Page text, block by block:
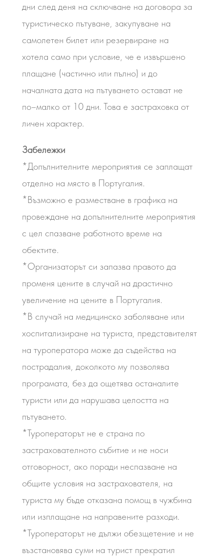
дни след деня на сключване на договора за
туристическо пътуване, закупуване на
самолетен билет или резервиране на
хотела само при условие, че е извършено
плащане (частично или пълно) и до
началната дата на пътуването остават не
по–малко от 10 дни. Това е застраховка от
личен характер.
Забележки
*Допълнителните мероприятия се заплащат
отделно на място в Португалия.
*Възможно е разместване в графика на
провеждане на допълнителните мероприятия
с цел спазване работното време на
обектите.
*Организаторът си запазва правото да
променя цените в случай на драстично
увеличение на цените в Португалия.
*В случай на медицинско заболяване или
хоспитализиране на туриста, представителят
на туроператора може да съдейства на
пострадалия, доколкото му позволява
програмата, без да ощетява останалите
туристи или да нарушава целостта на
пътуването.
*Туроператорът не е страна по
застрахователното събитие и не носи
отговорност, ако поради неспазване на
общите условия на застрахователя, на
туриста му бъде отказана помощ в чужбина
или изплащане на направените разходи.
*Туроператорът не дължи обезщетение и не
възстановява суми на турист прекратил